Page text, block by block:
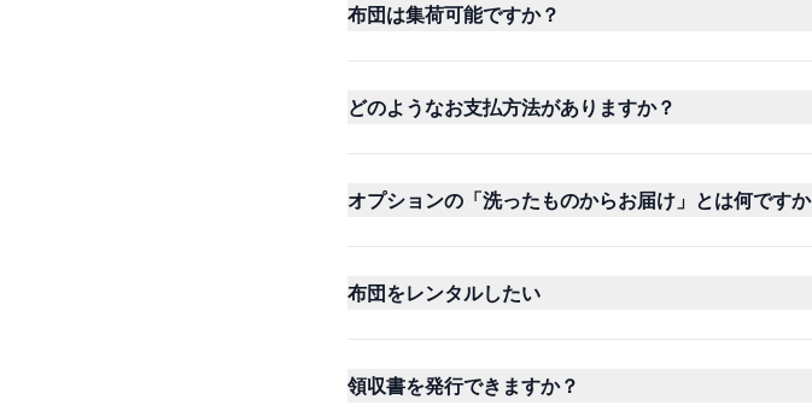
布団は集荷可能ですか？
どのようなお支払方法がありますか？
オプションの「洗ったものからお届け」とは何ですか
布団をレンタルしたい
領収書を発行できますか？